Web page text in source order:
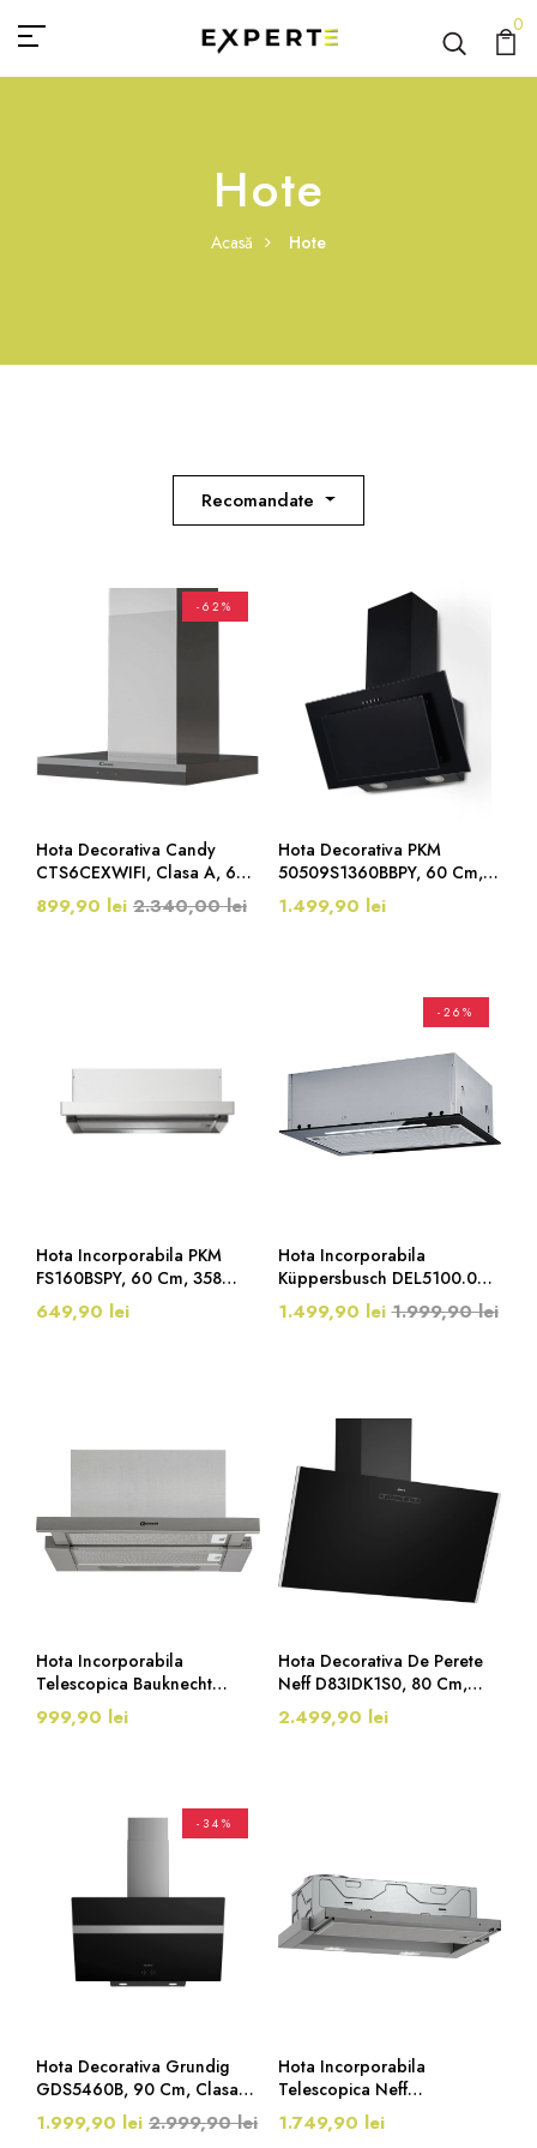
0
Hote
Acasă Hote
Recomandate
-62%
Hota Decorativa Candy
CTS6CEXWIFI, Clasa A, 60
Cm, 454 M3/h, Inox/Negru
899,90 lei 2.340,00 lei
Hota Decorativa PKM
50509S1360BBPY, 60 Cm,
Clasa B, 348 M³/h, Negru
Mat
1.499,90 lei
Hota Incorporabila PKM
FS160BSPY, 60 Cm, 358
M³/h, Inox
649,90 lei
-26%
Hota Incorporabila
Küppersbusch DEL5100.0S,
55 Cm, LED, 329 M3/h,
Negru
1.499,90 lei 1.999,90 lei
Hota Incorporabila
Telescopica Bauknecht
DBAH64LMX, 60 Cm, 448
M³/h, Argintiu
999,90 lei
Hota Decorativa De Perete
Neff D83IDK1S0, 80 Cm,
Clasa A, 550 M³/h, Negru
2.499,90 lei
-34%
Hota Decorativa Grundig
GDS5460B, 90 Cm, Clasa
A, 632 M³/h, Negru
1.999,90 lei 2.999,90 lei
Hota Incorporabila
Telescopica Neff
D46BR12X6, 60 Cm, Clasa
C, 231 M³/h, Argintiu
1.749,90 lei